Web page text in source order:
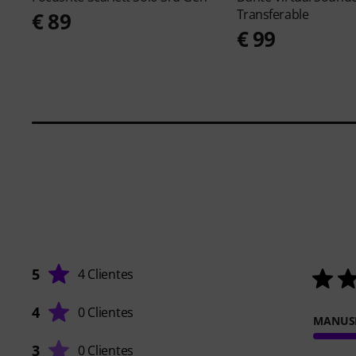
€ 89
Transferable
€ 99
5 4 Clientes
4 0 Clientes
3 0 Clientes